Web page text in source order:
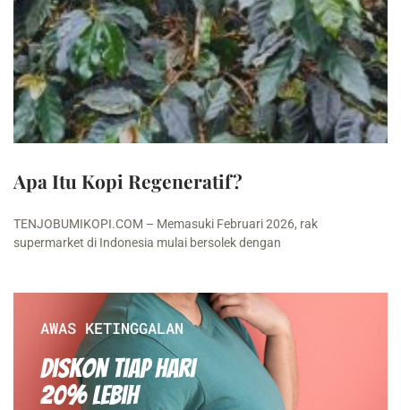
Apa Itu Kopi Regeneratif?
TENJOBUMIKOPI.COM – Memasuki Februari 2026, rak
supermarket di Indonesia mulai bersolek dengan
AWAS KETINGGALAN
Diskon Tiap hari
20% Lebih